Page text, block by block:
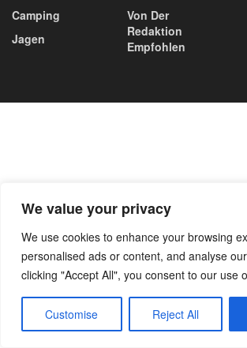
We value your privacy
We use cookies to enhance your browsing
personalised ads or content, and analyse
clicking "Accept All", you consent to our use
Customise Reject All
Camping
Jagen
Von Der
Redaktion
Empfohlen